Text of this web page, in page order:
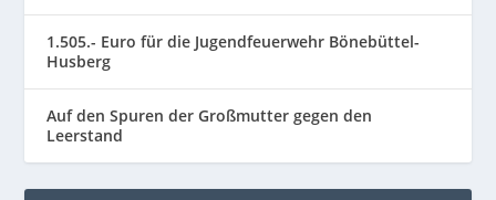
1.505.- Euro für die Jugendfeuerwehr Bönebüttel-
Husberg
Auf den Spuren der Großmutter gegen den
Leerstand